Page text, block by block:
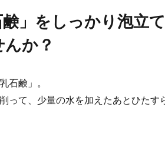
鹸」をしっかり泡立
か？
石鹸」。
って、少量の水を加えたあとひたす